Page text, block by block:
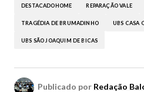
DESTACADOHOME REPARAÇÃO VALE
TRAGÉDIA DE BRUMADINHO UBS CASA
UBS SÃO JOAQUIM DE BICAS
Publicado por Redação